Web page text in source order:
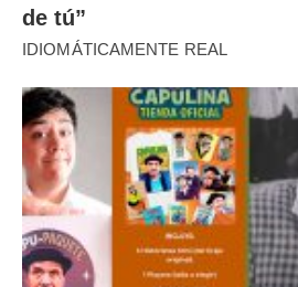
de tú”
IDIOMÁTICAMENTE REAL